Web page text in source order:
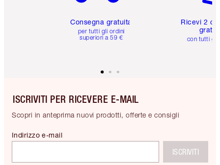
Consegna gratuita
per tutti gli ordini
superiori a 59 €
Ricevi 2
con tutti gli
ISCRIVITI PER RICEVERE E-MAIL
Scopri in anteprima nuovi prodotti, offerte e consigli
Indirizzo e-mail
ISCRIVITI